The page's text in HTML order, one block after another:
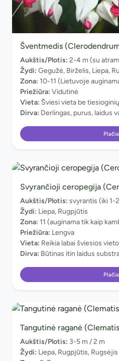
Šventmedis
Aukštis/Plotis: 2-4 m (su
Žydi: Gegužė, Birželis, Liepa,
Zona: 10-11 (Lietuvoje
Priežiūra: Vidutinė
Vieta: Šviesi vieta be
Dirva: Derlingas, purus, laidus
Svyrančioji ceropegija
Aukštis/Plotis: svyrantis (iki 1-
Žydi: Liepa, Rugpjūtis
Zona: 11 (auginama tik kaip
Priežiūra: Lengva
Vieta: Reikia labai šviesios
Dirva: Būtinas itin laidus
Tangutinė raganė
Aukštis/Plotis: 3-5 m / 2 m
Žydi: Liepa, Rugpjūtis, Rugsėjis